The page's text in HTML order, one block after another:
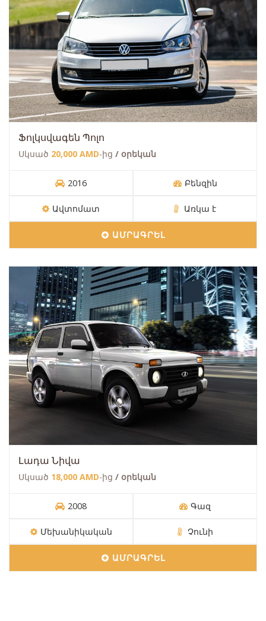
Ֆոլկսվագեն Պոլո
Սկսած 20,000 AMD-ից / օրեկան
2016 Բենզին
Ավտոմատ Առկա է
ԱՄՐԱԳՐԵԼ
Լադա Նիվա
Սկսած 18,000 AMD-ից / օրեկան
2008 Գազ
Մեխանիկական Չունի
ԱՄՐԱԳՐԵԼ